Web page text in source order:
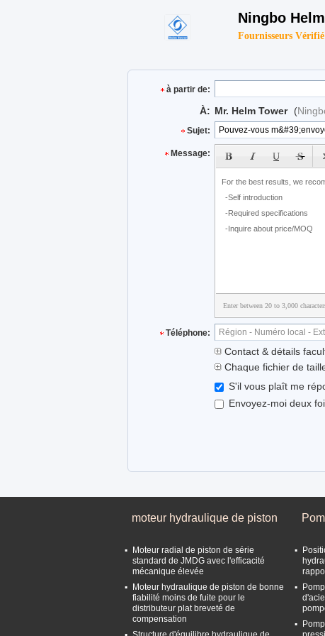
Ningbo
Fournisseurs Vérifié
à partir de:
À: Mr. Helm Tower (
Sujet:
Message:
Enter between 20 to 3,000
Téléphone:
Contact & détails
Chaque fichier de
S'il vous plaît me
Envoyez-moi deux
moteur hydraulique de piston
Moteur radial de piston de série
standard de JMDG avec l'efficacité
mécanique élevée
Moteur hydraulique de piston de bonne
fiabilité moins de fuite pour le
distributeur plat breveté de
compensation